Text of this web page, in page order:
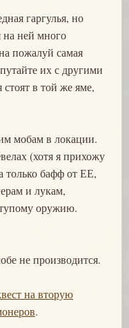
гаргулья, но
на ней много
пожалуй самая
их с другими
стоят в той же яме,
мобам в локации.
(хотя я прихожу
только бафф от ЕЕ,
и лукам,
оружию.
не производится.
на вторую
.